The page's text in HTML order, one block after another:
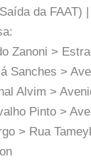
da FAAT)
Zanoni >
Sanches >
Alvim >
Pinto >
> Rua